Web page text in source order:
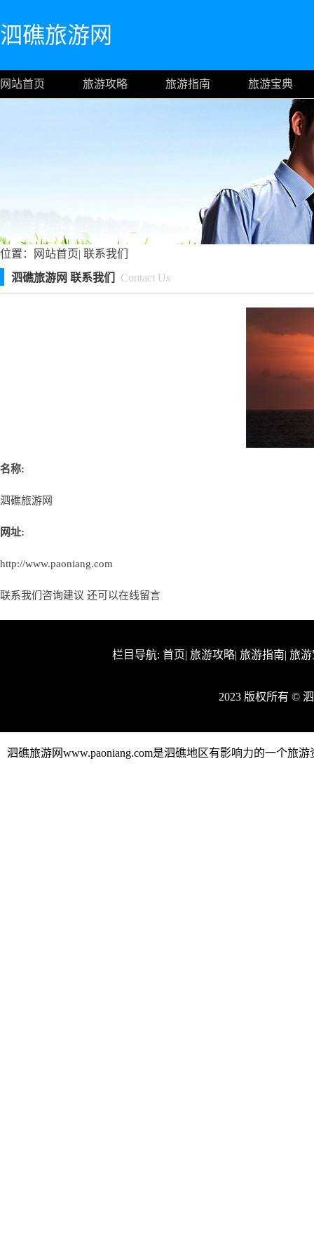
泗礁旅游网
网站首页 旅游攻略 旅游指南 旅游宝典
位置： 网站首页| 联系我们
泗礁旅游网 联系我们
Contact Us
名称:
泗礁旅游网
网址:
http://www.paoniang.com
联系我们咨询建议 还可以在线留言
栏目导航: 首页| 旅游攻略| 旅游指南| 旅
2023 版权所有 ©
泗礁旅游网www.paoniang.com是泗礁地区有影响力的一个旅